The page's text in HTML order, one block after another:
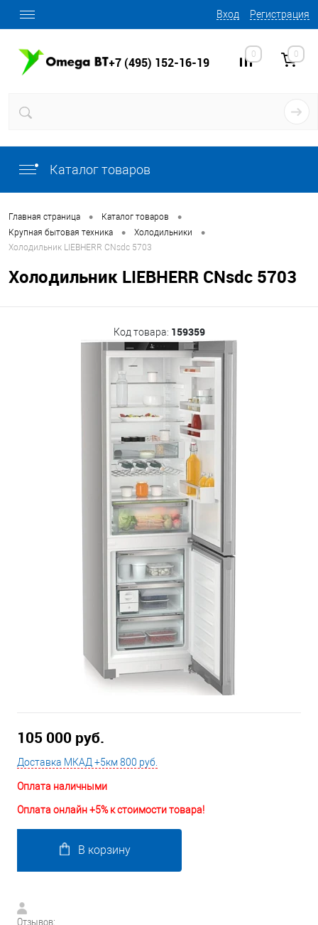
Вход Регистрация
+7 (495) 152-16-19
0 0
Каталог товаров
Главная страница • Каталог товаров •
Крупная бытовая техника • Холодильники •
Холодильник LIEBHERR CNsdc 5703
Холодильник LIEBHERR CNsdc 5703
Код товара: 159359
105 000 руб.
Доставка МКАД +5км 800 руб.
Оплата наличными
Оплата онлайн +5% к стоимости товара!
В корзину
Отзывов: